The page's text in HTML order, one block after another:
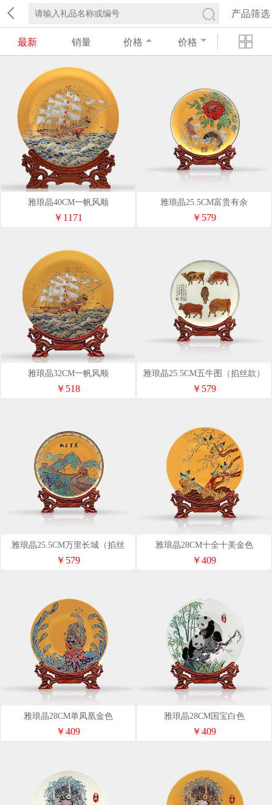
产品筛选
最新 销量 价格 价格
雅琅晶40CM一帆风顺
￥1171
雅琅晶25.5CM富贵有余
￥579
雅琅晶32CM一帆风顺
￥518
雅琅晶25.5CM五牛图（掐丝款）
白色
￥579
雅琅晶25.5CM万里长城（掐丝
款）金色
￥579
雅琅晶28CM十全十美金色
￥409
雅琅晶28CM单凤凰金色
￥409
雅琅晶28CM国宝白色
￥409